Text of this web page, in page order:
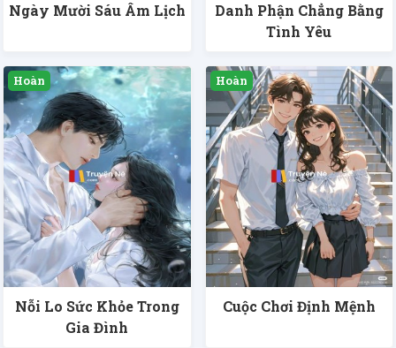
Ngày Mười Sáu Âm Lịch
Danh Phận Chẳng Bằng
Tình Yêu
Nỗi Lo Sức Khỏe Trong
Gia Đình
Cuộc Chơi Định Mệnh